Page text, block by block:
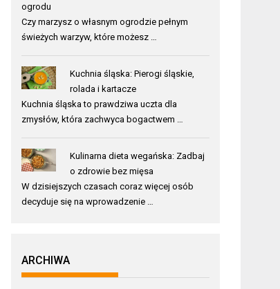
ogrodu
Czy marzysz o własnym ogrodzie pełnym
świeżych warzyw, które możesz …
Kuchnia śląska: Pierogi śląskie,
rolada i kartacze
Kuchnia śląska to prawdziwa uczta dla
zmysłów, która zachwyca bogactwem …
Kulinarna dieta wegańska: Zadbaj
o zdrowie bez mięsa
W dzisiejszych czasach coraz więcej osób
decyduje się na wprowadzenie …
ARCHIWA